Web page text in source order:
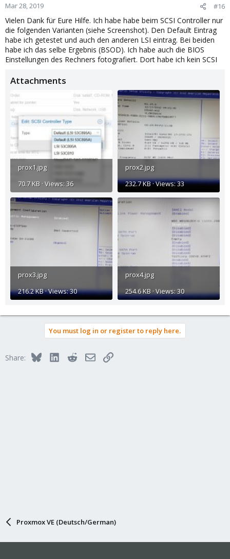
Mar 28, 2019 #16
Vielen Dank für Eure Hilfe. Ich habe habe beim SCSI Controller nur
die folgenden Varianten (siehe Screenshot). Den Default Eintrag
habe ich getestet und auch den anderen LSI eintrag. Bei beiden
habe ich das selbe Ergebnis (BSOD). Ich habe auch die BIOS
Einstellungen des Rechners fotografiert. Dort habe ich kein SCSI
Attachments
prox1.jpg
70.7 KB · Views: 36
prox2.jpg
232.7 KB · Views: 33
prox3.jpg
216.2 KB · Views: 30
prox4.jpg
254.6 KB · Views: 30
You must log in or register to reply here.
Share: BlueskyLinkedInRedditEmailLink
Proxmox VE (Deutsch/German)